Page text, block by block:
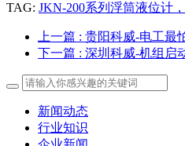
TAG: JKN-200系列浮筒液位计
上一篇 : 贵阳科威-电工最
下一篇 : 深圳科威-机组启
新闻动态
行业知识